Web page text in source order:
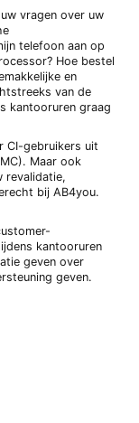
vragen over uw
telefoon aan op
Hoe bestel
en
van de
kantooruren graag
CI-gebruikers uit
Maar ook
revalidatie,
bij AB4you.
kantooruren
geven over
geven.